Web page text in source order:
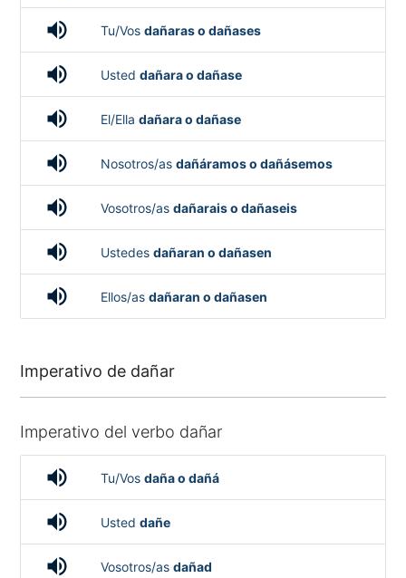
volume_up Tu/Vos dañaras o dañases
volume_up Usted dañara o dañase
volume_up El/Ella dañara o dañase
volume_up Nosotros/as dañáramos o dañásemos
volume_up Vosotros/as dañarais o dañaseis
volume_up Ustedes dañaran o dañasen
volume_up Ellos/as dañaran o dañasen
Imperativo de dañar
Imperativo del verbo dañar
volume_up Tu/Vos daña o dañá
volume_up Usted dañe
volume_up Vosotros/as dañad